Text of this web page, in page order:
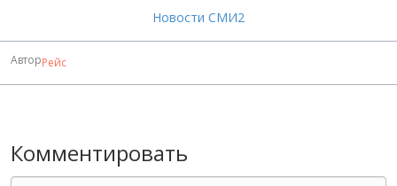
Новости СМИ2
АвторРейс
Комментировать